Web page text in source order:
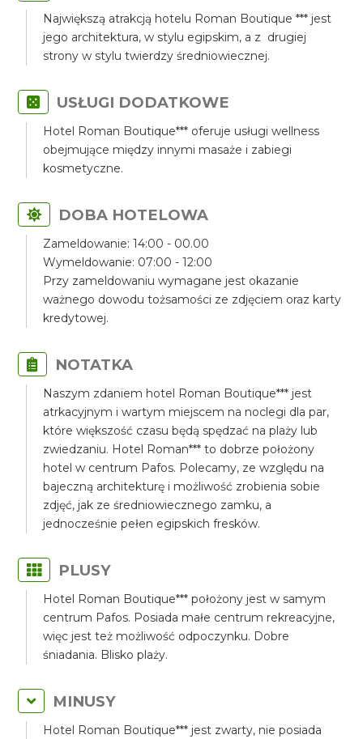
Największą atrakcją hotelu Roman Boutique *** jest
jego architektura, w stylu egipskim, a z drugiej
strony w stylu twierdzy średniowiecznej.
USŁUGI DODATKOWE
Hotel Roman Boutique*** oferuje usługi wellness
obejmujące między innymi masaże i zabiegi
kosmetyczne.
DOBA HOTELOWA
Zameldowanie: 14:00 - 00.00
Wymeldowanie: 07:00 - 12:00
Przy zameldowaniu wymagane jest okazanie
ważnego dowodu tożsamości ze zdjęciem oraz karty
kredytowej.
NOTATKA
Naszym zdaniem hotel Roman Boutique*** jest
atrkacyjnym i wartym miejscem na noclegi dla par,
które większość czasu będą spędzać na plaży lub
zwiedzaniu. Hotel Roman*** to dobrze położony
hotel w centrum Pafos. Polecamy, ze względu na
bajeczną architekturę i możliwość zrobienia sobie
zdjęć, jak ze średniowiecznego zamku, a
jednocześnie pełen egipskich fresków.
PLUSY
Hotel Roman Boutique*** położony jest w samym
centrum Pafos. Posiada małe centrum rekreacyjne,
więc jest też możliwość odpoczynku. Dobre
śniadania. Blisko plaży.
MINUSY
Hotel Roman Boutique*** jest zwarty, nie posiada